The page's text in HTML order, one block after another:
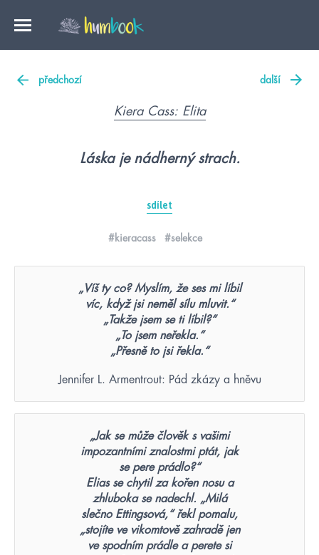
předchozí další
Kiera Cass: Elita
Láska je nádherný strach.
sdílet
#kieracass #selekce
„Víš ty co? Myslím, že ses mi líbil
víc, když jsi neměl sílu mluvit.“
„Takže jsem se ti líbil?“
„To jsem neřekla.“
„Přesně to jsi řekla.“
Jennifer L. Armentrout: Pád zkázy a hněvu
„Jak se může člověk s vašimi
impozantními znalostmi ptát, jak
se pere prádlo?“
Elias se chytil za kořen nosu a
zhluboka se nadechl. „Milá
slečno Ettingsová,“ řekl pomalu,
„stojíte ve vikomtově zahradě jen
ve spodním prádle a perete si